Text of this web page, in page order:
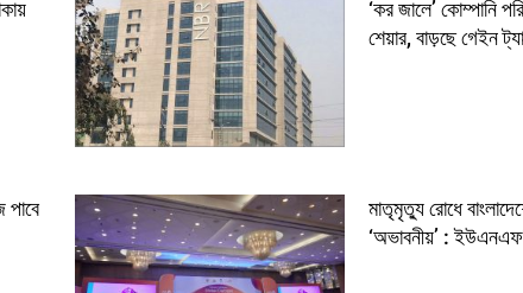
‘কর জালে’ কোম্পানি
শেয়ার, বাড়ছে গেইন
মাতৃমৃত্যু রোধে
‘অভাবনীয়’ :